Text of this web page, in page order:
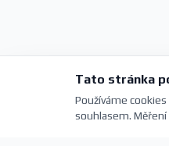
Tato stránka
Používáme
souhlasem.